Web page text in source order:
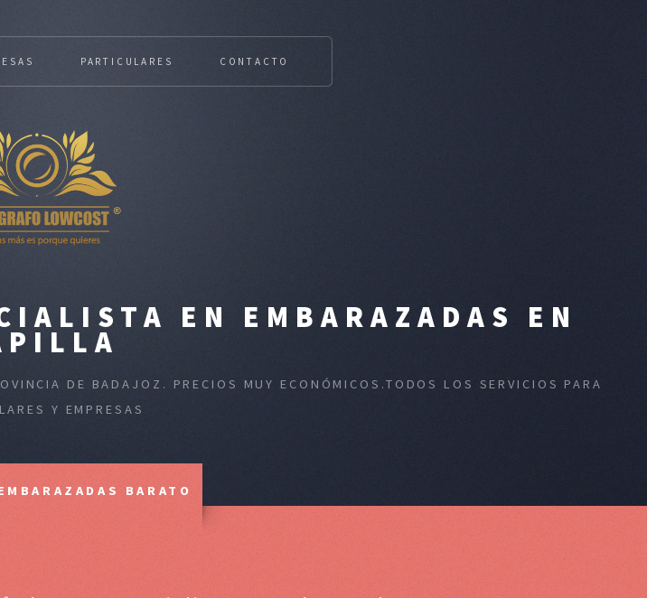
EN EMBARAZADAS EN
DE BADAJOZ. PRECIOS MUY ECONÓMICOS.TODOS LOS SERVICIOS PARA
Y EMPRESAS
PARTICULARES CONTACTO
BARATO